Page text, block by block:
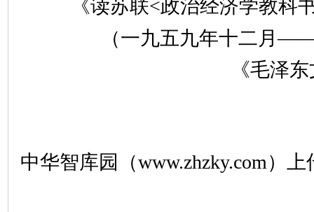
《读苏联<政治经济学教科
（一九五九年十二月
《毛泽
中华智库园（www.zhzky.com）上